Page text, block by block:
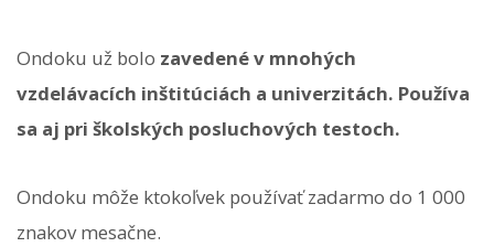
Ondoku už bolo zavedené v mnohých
vzdelávacích inštitúciách a univerzitách. Používa
sa aj pri školských posluchových testoch.
Ondoku môže ktokoľvek používať zadarmo do 1 000
znakov mesačne.